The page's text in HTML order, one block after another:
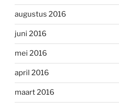
augustus 2016
juni 2016
mei 2016
april 2016
maart 2016